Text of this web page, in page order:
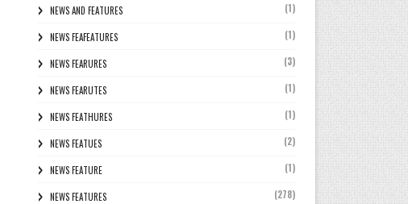
NEWS AND FEATURES (1)
NEWS FEAFEATURES (1)
NEWS FEARURES (3)
NEWS FEARUTES (1)
NEWS FEATHURES (1)
NEWS FEATUES (2)
NEWS FEATURE (1)
NEWS FEATURES (278)